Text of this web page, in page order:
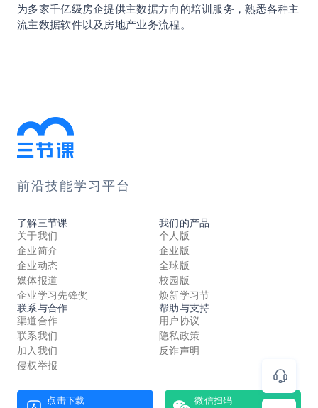
为多家千亿级房企提供主数据方向的培训服务，熟悉各种主
流主数据软件以及房地产业务流程。
前沿技能学习平台
了解三节课
关于我们
企业简介
企业动态
媒体报道
企业学习先锋奖
我们的产品
个人版
企业版
全球版
校园版
焕新学习节
联系与合作
渠道合作
联系我们
加入我们
侵权举报
帮助与支持
用户协议
隐私政策
反诈声明
点击下载
微信扫码